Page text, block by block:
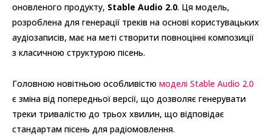
оновленого продукту, Stable Audio 2.0. Ця модель,
розроблена для генерації треків на основі користувацьких
аудіозаписів, має на меті створити повноцінні композиції
з класичною структурою пісень.
Головною новітньою особливістю моделі Stable Audio 2.0
є зміна від попередньої версії, що дозволяє генерувати
треки тривалістю до трьох хвилин, що відповідає
стандартам пісень для радіомовлення.